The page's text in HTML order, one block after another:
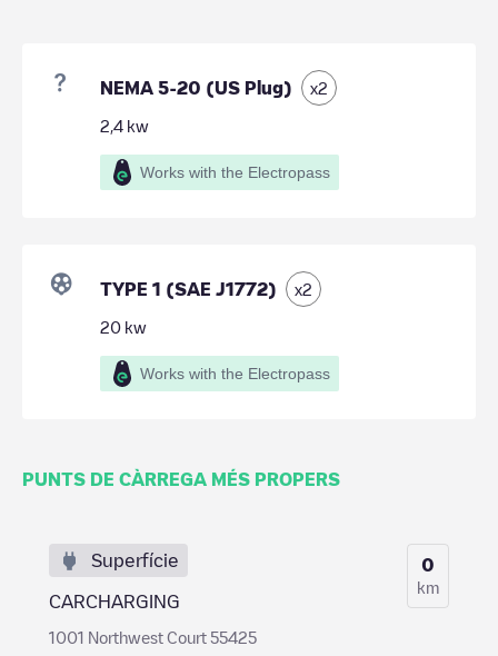
NEMA 5-20 (US Plug) x2
2,4 kw
Works with the Electropass
TYPE 1 (SAE J1772) x2
20 kw
Works with the Electropass
PUNTS DE CÀRREGA MÉS PROPERS
Superfície
CARCHARGING
1001 Northwest Court 55425
0
km